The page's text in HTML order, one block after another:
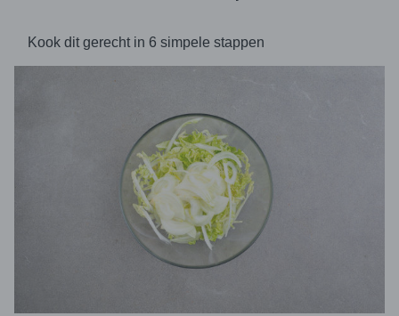
Kook dit gerecht in 6 simpele stappen